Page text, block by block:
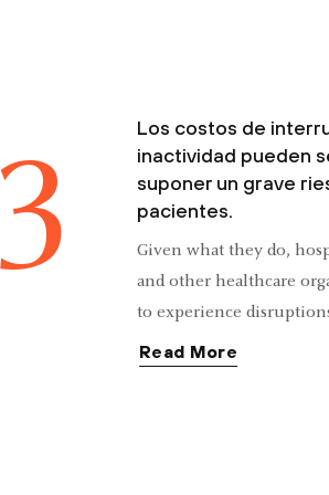
3
Los costos de
inactividad pueden
suponer un grave
pacientes.
Given what they do,
and other healthcare
to experience
networks. As they rely
Read More